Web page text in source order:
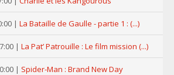
| La Bataille de Gaulle - partie 1 : (...)
| La Pat’ Patrouille : Le film mission (...)
| Spider-Man : Brand New Day